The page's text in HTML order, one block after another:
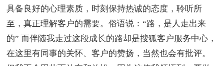
具备良好的心理素质，时刻保持热诚的态度，聆听所
至，真正理解客户的需要。俗语说：“路，是人走出来
的” 而伴随我走过这段成长的路却是搜狐客户服务中心，
在这里有同事的关怀、客户的赞扬，当然也会有批评。